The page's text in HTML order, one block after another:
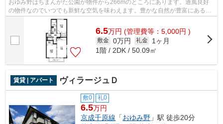
おゆみ野はちまんがた公園が物件から266mのところにあります。通風良好
の物件なのでいつでも新鮮な空気を味わえます。豊かな自然が豊富にあるの
は大型タウンの中だからです。京成千原...
6.5万円 (管理費等：5,000円 )
敷金 0万円 礼金
1ヶ月
1階 / 2DK / 50.09㎡
賃貸 | アパート ヴィラージュＤ
敷0 礼0
6.5万円
京成千原線 「おゆみ野 」駅 徒歩20分